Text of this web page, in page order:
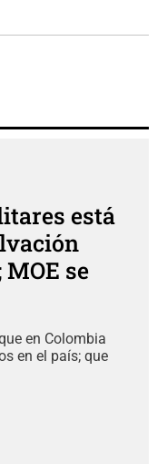
está
se
en Colombia
en el país; que